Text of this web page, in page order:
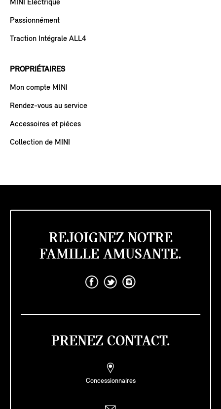
MINI Électrique
Passionnément
Traction Intégrale ALL4
PROPRIÉTAIRES
Mon compte MINI
Rendez-vous au service
Accessoires et piéces
Collection de MINI
REJOIGNEZ NOTRE
FAMILLE AMUSANTE.
PRENEZ CONTACT.
Concessionnaires